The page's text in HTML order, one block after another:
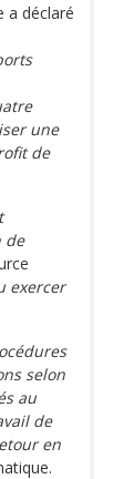
a déclaré
une
de
de
exercer
selon
au
de
en